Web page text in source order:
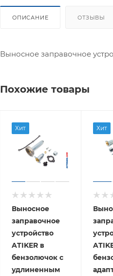
ОПИСАНИЕ ОТЗЫВЫ
Выносное заправочное
Похожие товары
Хит
Выносное
заправочное
устройство
ATIKER в
бензолючок с
удлиненным
Хит